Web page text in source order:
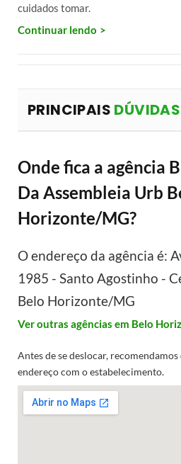
cuidados tomar.
Continuar lendo
PRINCIPAIS DÚVIDAS
Onde fica a agência
Da Assembleia Urb
Horizonte/MG?
O endereço da agência é:
1985 - Santo Agostinho -
Belo Horizonte/MG
Ver outras agências em Belo
Antes de se deslocar,
endereço com o estabelecimento.